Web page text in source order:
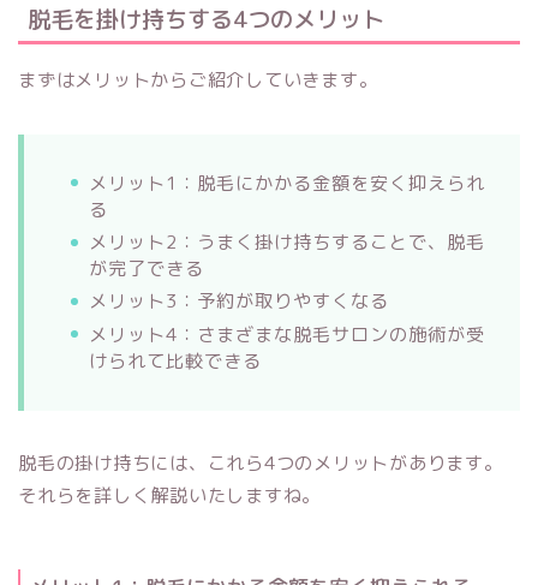
脱毛を掛け持ちする4つのメリット
まずはメリットからご紹介していきます。
メリット1：脱毛にかかる金額を安く抑えられ
る
メリット2：うまく掛け持ちすることで、脱毛
が完了できる
メリット3：予約が取りやすくなる
メリット4：さまざまな脱毛サロンの施術が受
けられて比較できる
脱毛の掛け持ちには、これら4つのメリットがあります。
それらを詳しく解説いたしますね。